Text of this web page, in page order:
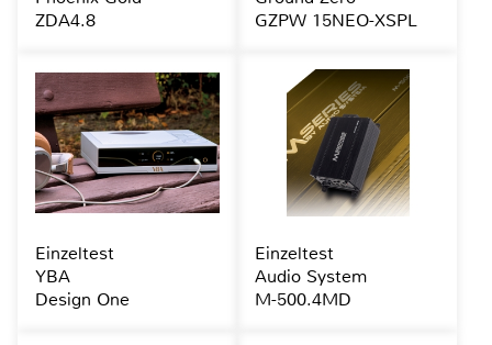
ZDA4.8
GZPW 15NEO-XSPL
Einzeltest
YBA
Design One
Einzeltest
Audio System
M-500.4MD